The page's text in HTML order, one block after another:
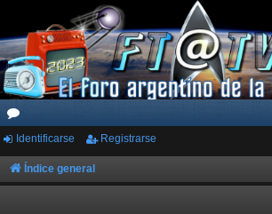
or
os
Identificarse Registrarse
Índice general